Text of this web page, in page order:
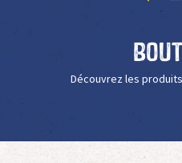
Découvrez les